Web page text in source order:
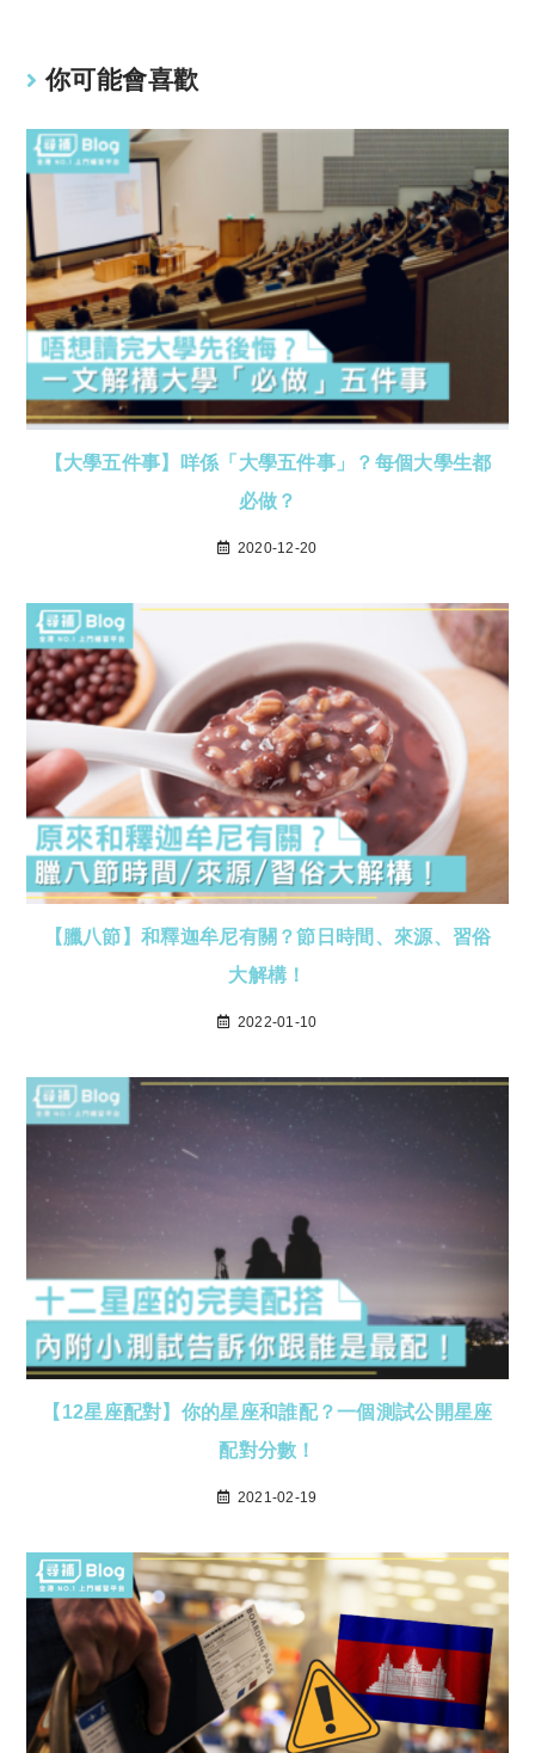
你可能會喜歡
【大學五件事】咩係「大學五件事」？每個大學生都
必做？
2020-12-20
【臘八節】和釋迦牟尼有關？節日時間、來源、習俗
大解構！
2022-01-10
【12星座配對】你的星座和誰配？一個測試公開星座
配對分數！
2021-02-19